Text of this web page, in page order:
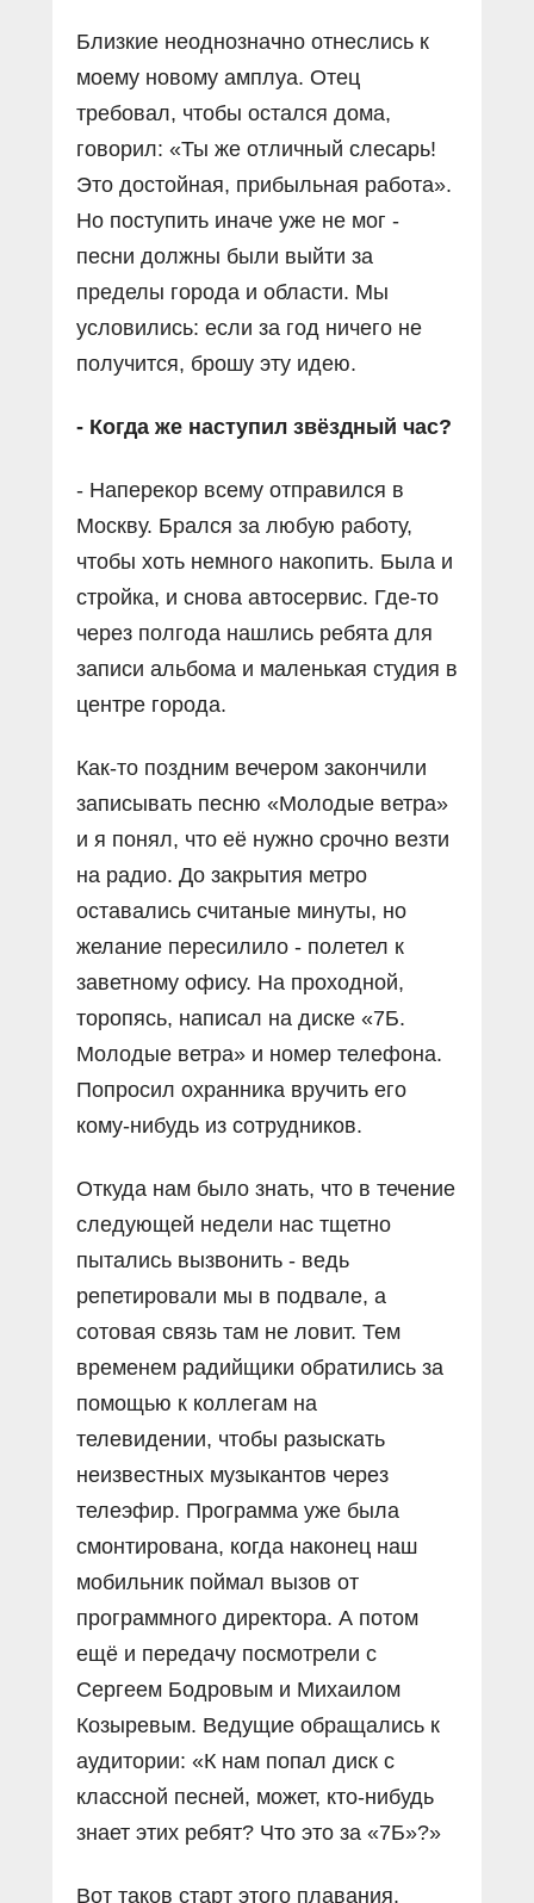
Близкие неоднозначно отнеслись к
моему новому амплуа. Отец
требовал, чтобы остался дома,
говорил: «Ты же отличный слесарь!
Это достойная, прибыльная работа».
Но поступить иначе уже не мог -
песни должны были выйти за
пределы города и области. Мы
условились: если за год ничего не
получится, брошу эту идею.
- Когда же наступил звёздный час?
- Наперекор всему отправился в
Москву. Брался за любую работу,
чтобы хоть немного накопить. Была и
стройка, и снова автосервис. Где-то
через полгода нашлись ребята для
записи альбома и маленькая студия в
центре города.
Как-то поздним вечером закончили
записывать песню «Молодые ветра»
и я понял, что её нужно срочно везти
на радио. До закрытия метро
оставались считаные минуты, но
желание пересилило - полетел к
заветному офису. На проходной,
торопясь, написал на диске «7Б.
Молодые ветра» и номер телефона.
Попросил охранника вручить его
кому-нибудь из сотрудников.
Откуда нам было знать, что в течение
следующей недели нас тщетно
пытались вызвонить - ведь
репетировали мы в подвале, а
сотовая связь там не ловит. Тем
временем радийщики обратились за
помощью к коллегам на
телевидении, чтобы разыскать
неизвестных музыкантов через
телеэфир. Программа уже была
смонтирована, когда наконец наш
мобильник поймал вызов от
программного директора. А потом
ещё и передачу посмотрели с
Сергеем Бодровым и Михаилом
Козыревым. Ведущие обращались к
аудитории: «К нам попал диск с
классной песней, может, кто-нибудь
знает этих ребят? Что это за «7Б»?»
Вот таков старт этого плавания.